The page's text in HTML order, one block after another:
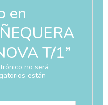
en
T/1”
no será
están